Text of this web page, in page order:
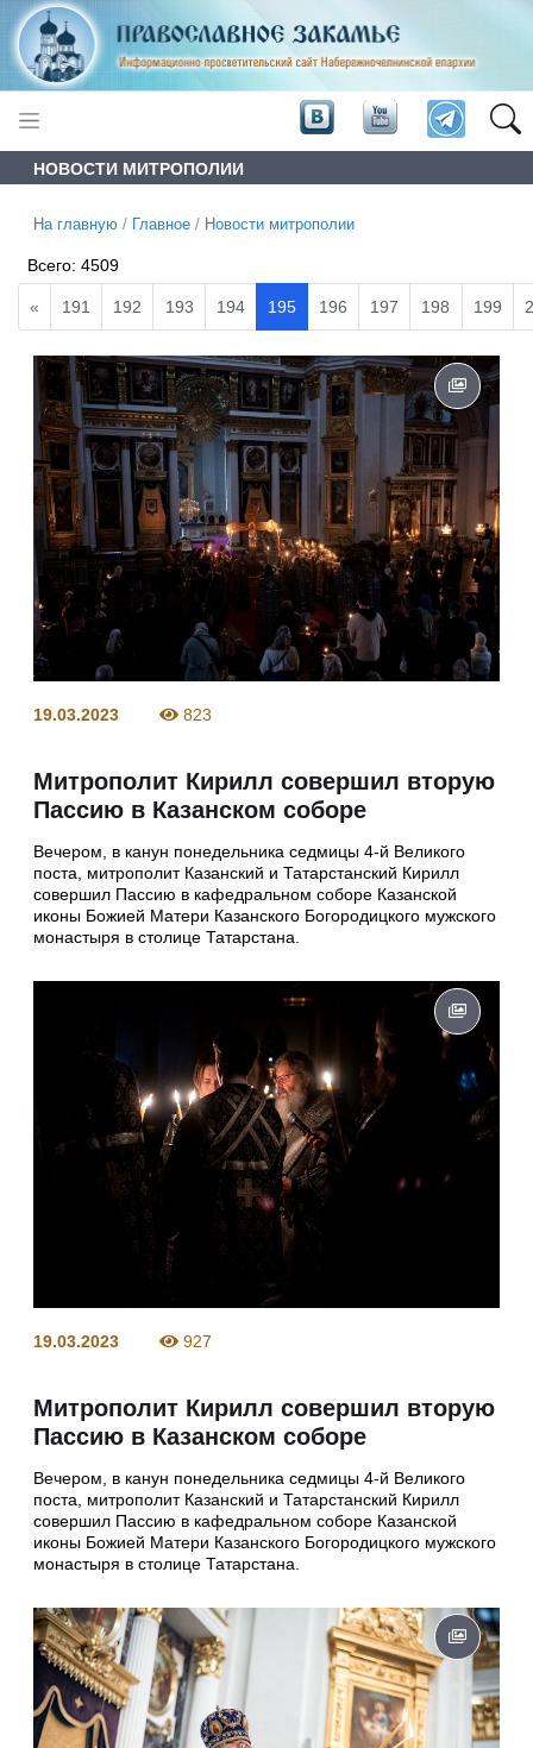
НОВОСТИ МИТРОПОЛИИ
На главную / Главное / Новости митрополии
Всего:4509
« 191 192 193 194 195 196 197 198 199
19.03.2023 823
Митрополит Кирилл совершил вторую
Пассию в Казанском соборе
Вечером, в канун понедельника седмицы 4-й Великого
поста, митрополит Казанский и Татарстанский Кирилл
совершил Пассию в кафедральном соборе Казанской
иконы Божией Матери Казанского Богородицкого мужского
монастыря в столице Татарстана.
19.03.2023 927
Митрополит Кирилл совершил вторую
Пассию в Казанском соборе
Вечером, в канун понедельника седмицы 4-й Великого
поста, митрополит Казанский и Татарстанский Кирилл
совершил Пассию в кафедральном соборе Казанской
иконы Божией Матери Казанского Богородицкого мужского
монастыря в столице Татарстана.